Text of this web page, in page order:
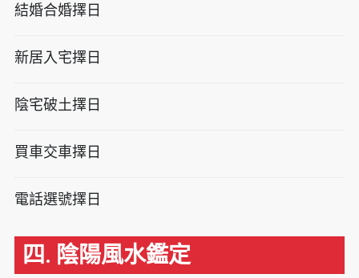
結婚合婚擇日
新居入宅擇日
陰宅破土擇日
買車交車擇日
電話選號擇日
四. 陰陽風水鑑定